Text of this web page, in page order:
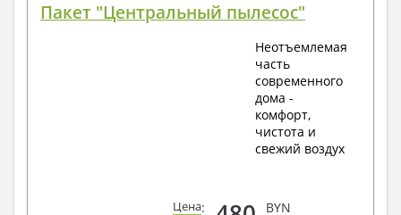
Пакет "Центральный пылесос"
Неотъемлемая
часть
современного
дома -
комфорт,
чистота и
свежий воздух
Цена: BYN